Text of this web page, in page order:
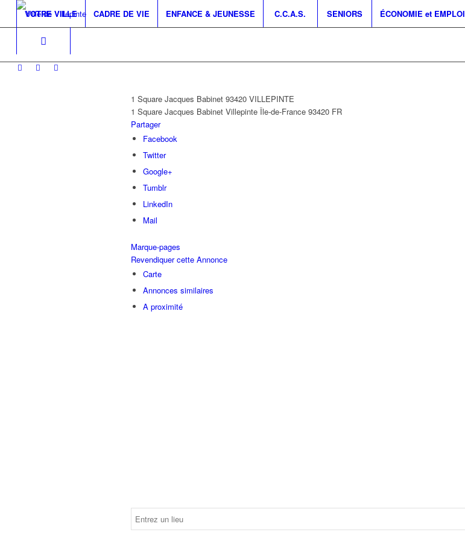
VOTRE VILLE CADRE DE VIE ENFANCE & JEUNESSE C.C.A.S. SENIORS ÉCONOMIE et EMPLOI
1 Square Jacques Babinet 93420 VILLEPINTE
1 Square Jacques Babinet Villepinte Île-de-France 93420 FR
Partager
Facebook
Twitter
Google+
Tumblr
LinkedIn
Mail
Marque-pages
Revendiquer cette Annonce
Carte
Annonces similaires
A proximité